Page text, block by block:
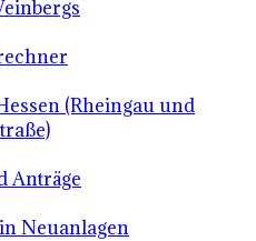
(Rheingau und
Anträge
Neuanlagen